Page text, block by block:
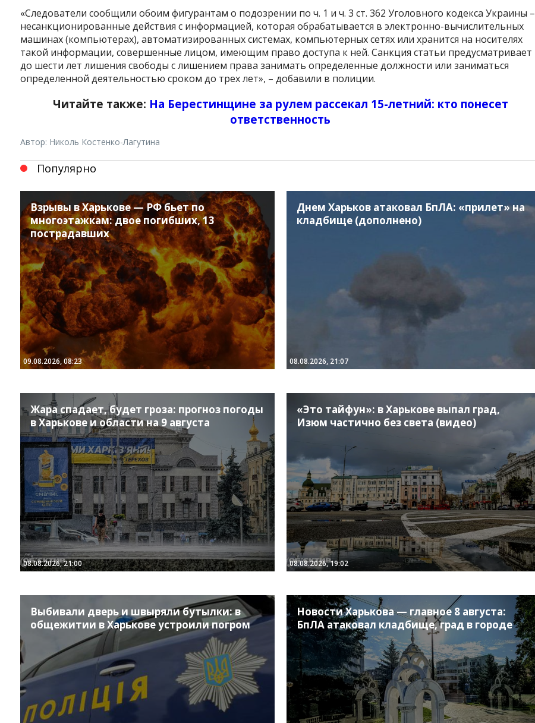
«Следователи сообщили обоим фигурантам о подозрении по ч. 1 и ч. 3 ст. 362 Уголовного кодекса Украины –
несанкционированные действия с информацией, которая обрабатывается в электронно-вычислительных
машинах (компьютерах), автоматизированных системах, компьютерных сетях или хранится на носителях
такой информации, совершенные лицом, имеющим право доступа к ней. Санкция статьи предусматривает
до шести лет лишения свободы с лишением права занимать определенные должности или заниматься
определенной деятельностью сроком до трех лет», – добавили в полиции.
Читайте также: На Берестинщине за рулем рассекал 15-летний: кто понесет
ответственность
Автор: Николь Костенко-Лагутина
Популярно
Взрывы в Харькове — РФ бьет по
многоэтажкам: двое погибших, 13
пострадавших
09.08.2026, 08:23
Днем Харьков атаковал БпЛА: «прилет» на
кладбище (дополнено)
08.08.2026, 21:07
Жара спадает, будет гроза: прогноз погоды
в Харькове и области на 9 августа
08.08.2026, 21:00
«Это тайфун»: в Харькове выпал град,
Изюм частично без света (видео)
08.08.2026, 19:02
Выбивали дверь и швыряли бутылки: в
общежитии в Харькове устроили погром
Новости Харькова — главное 8 августа:
БпЛА атаковал кладбище, град в городе
InstagramFacebook
TwitterYoutube